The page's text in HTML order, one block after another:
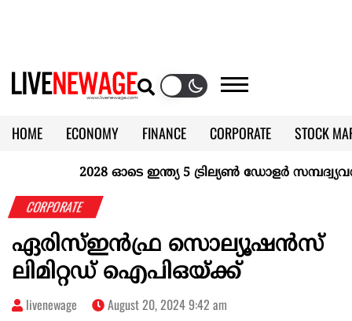
HOME ECONOMY FINANCE CORPORATE
STOCK
KERALA @70
2028 ഓടെ ഇന്ത്യ 5 ട്രില്യണ്‍ ഡോളര്‍
CORPORATE
ഏരിസ്ഇന്‍ഫ്ര സൊല്യൂഷന്‍സ്
ലിമിറ്റഡ് ഐപിഒയ്ക്ക്
livenewage August 20, 2024 9:42 am